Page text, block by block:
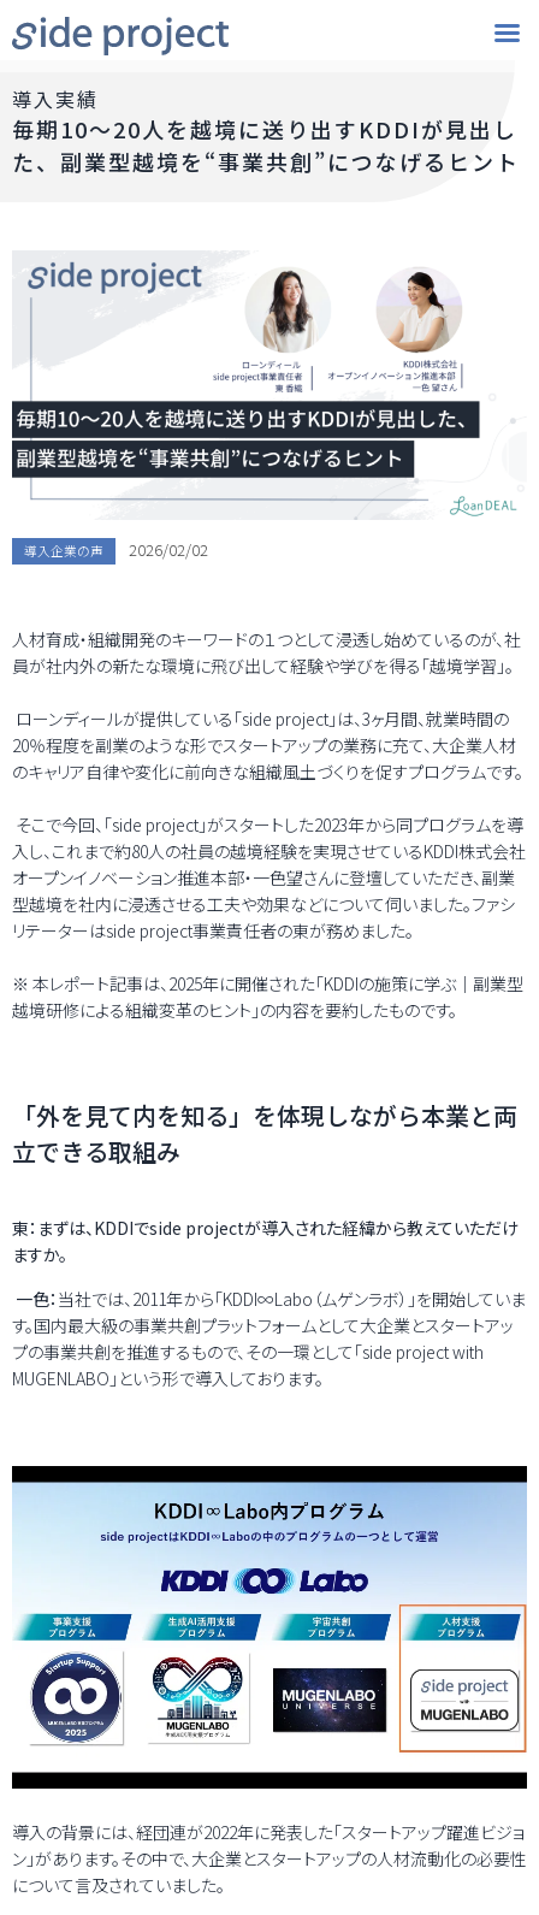
導入実績
毎期10～20人を越境に送り出すKDDIが見出し
た、副業型越境を“事業共創”につなげるヒント
導入企業の声 2026/02/02
人材育成・組織開発のキーワードの１つとして浸透し始めているのが、社
員が社内外の新たな環境に飛び出して経験や学びを得る「越境学習」。
ローンディールが提供している 「side project」 は、3ヶ月間、就業時間の
20％程度を副業のような形でスタートアップの業務に充て、大企業人材
のキャリア自律や変化に前向きな組織風土づくりを促すプログラムです。
そこで今回、「side project」がスタートした2023年から同プログラムを導
入し、これまで約80人の社員の越境経験を実現させているKDDI株式会社
オープンイノベーション推進本部・一色望さんに登壇していただき、副業
型越境を社内に浸透させる工夫や効果などについて伺いました。ファシ
リテーターはside project事業責任者の東が務めました。
※ 本レポート記事は、2025年に開催された「KDDIの施策に学ぶ｜副業型
越境研修による組織変革のヒント」の内容を要約したものです。
「外を見て内を知る」を体現しながら本業と両
立できる取組み
東：まずは、KDDIでside projectが導入された経緯から教えていただけ
ますか。
一色： 当社では、2011年から「KDDI∞Labo（ムゲンラボ）」を開始していま
す。国内最大級の事業共創プラットフォームとして大企業とスタートアッ
プの事業共創を推進するもので、その一環として 「side project with
MUGENLABO」 という形で導入しております。
導入の背景には、経団連が2022年に発表した「スタートアップ躍進ビジョ
ン」があります。その中で、大企業とスタートアップの人材流動化の必要性
について言及されていました。